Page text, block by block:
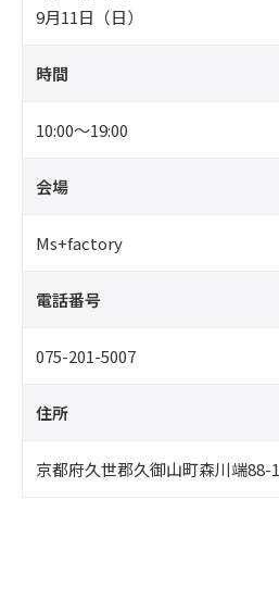
9月11日（日）
時間
10:00～19:00
会場
Ms+factory
電話番号
075-201-5007
住所
京都府久世郡久御山町森川端88-1